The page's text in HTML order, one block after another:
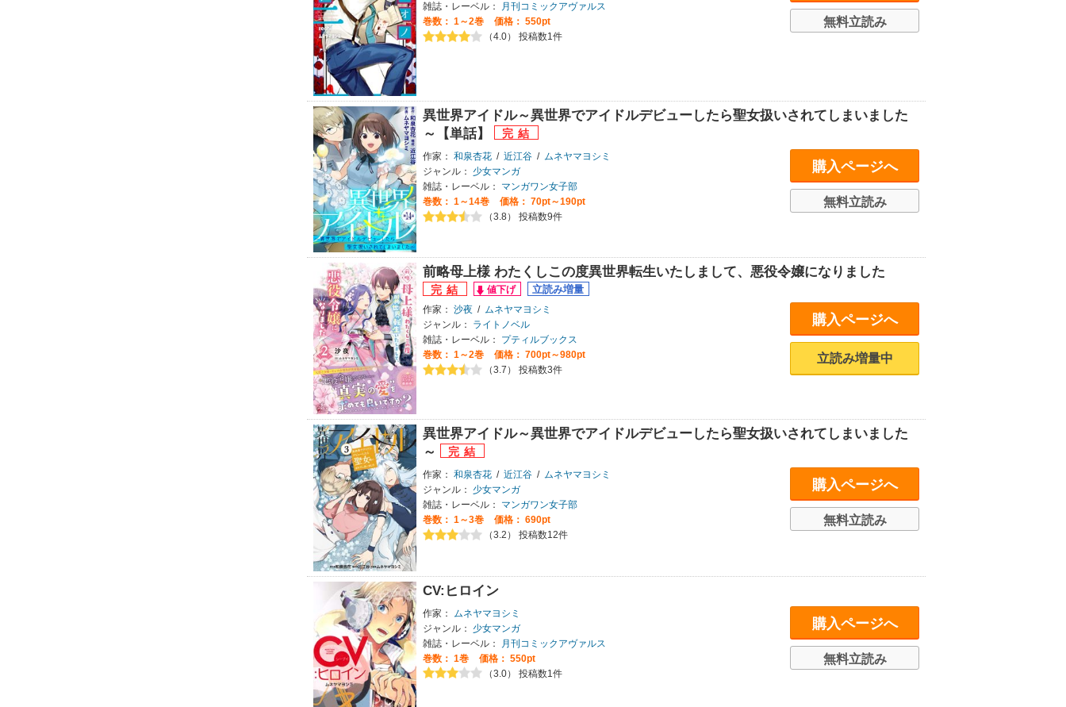
雑誌・レーベル：
月刊コミックアヴァルス
巻数： 1～2巻
価格： 550pt
（4.0） 投稿数1件
無料立読み
異世界アイドル～異世界でアイドルデビューしたら聖女扱いされてしまいました
～【単話】
作家： 和泉杏花 / 近江谷 / ムネヤマヨシミ
ジャンル：
少女マンガ
雑誌・レーベル：
マンガワン女子部
巻数： 1～14巻
価格： 70pt～190pt
（3.8） 投稿数9件
購入ページへ
無料立読み
前略母上様 わたくしこの度異世界転生いたしまして、悪役令嬢になりました
作家： 沙夜 / ムネヤマヨシミ
ジャンル：
ライトノベル
雑誌・レーベル：
プティルブックス
巻数： 1～2巻
価格： 700pt～980pt
（3.7） 投稿数3件
購入ページへ
立読み増量中
異世界アイドル～異世界でアイドルデビューしたら聖女扱いされてしまいました
～
作家： 和泉杏花 / 近江谷 / ムネヤマヨシミ
ジャンル：
少女マンガ
雑誌・レーベル：
マンガワン女子部
巻数： 1～3巻
価格： 690pt
（3.2） 投稿数12件
購入ページへ
無料立読み
CV:ヒロイン
作家：
ムネヤマヨシミ
ジャンル：
少女マンガ
雑誌・レーベル：
月刊コミックアヴァルス
巻数： 1巻
価格： 550pt
（3.0） 投稿数1件
購入ページへ
無料立読み